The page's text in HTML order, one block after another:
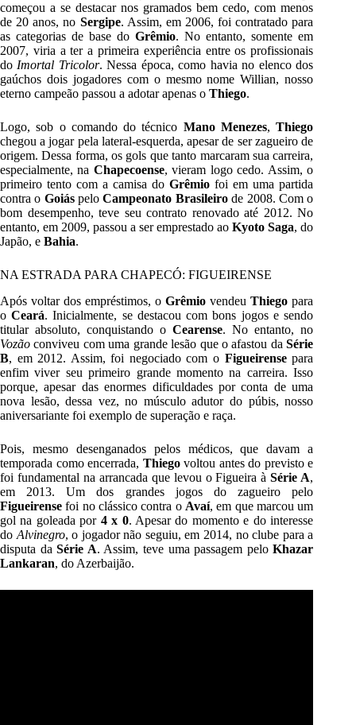
começou a se destacar nos gramados bem cedo, com menos
de 20 anos, no Sergipe. Assim, em 2006, foi contratado para
as categorias de base doGrêmio. No entanto, somente em
2007, viria a ter a primeira experiência entre os profissionais
do Imortal Tricolor. Nessa época, como havia no elenco dos
gaúchos dois jogadores com o mesmo nome Willian, nosso
eterno campeão passou a adotar apenas o Thiego.
Logo, sob o comando do técnico Mano Menezes,Thiego
chegou a jogar pela lateral-esquerda, apesar de ser zagueiro de
origem. Dessa forma, os gols que tanto marcaram sua carreira,
especialmente, na Chapecoense, vieram logo cedo. Assim, o
primeiro tento com a camisa doGrêmio foi em uma partida
contra o GoiáspeloCampeonato Brasileirode 2008. Com o
bom desempenho, teve seu contrato renovado até 2012. No
entanto, em 2009, passou a ser emprestado aoKyoto Saga, do
Japão, e Bahia.
NA ESTRADA PARA CHAPECÓ: FIGUEIRENSE
Após voltar dos empréstimos, oGrêmio vendeuThiego para
oCeará. Inicialmente, se destacou com bons jogos e sendo
titular absoluto, conquistando oCearense. No entanto, no
Vozão conviveu com uma grande lesão que o afastou daSérie
B, em 2012. Assim, foi negociado com o Figueirensepara
enfim viver seu primeiro grande momento na carreira. Isso
porque, apesar das enormes dificuldades por conta de uma
nova lesão, dessa vez, no músculo adutor do púbis, nosso
aniversariante foi exemplo de superação e raça.
Pois, mesmo desenganados pelos médicos, que davam a
temporada como encerrada, Thiegovoltou antes do previsto e
foi fundamental na arrancada que levou o Figueira àSérie A,
em 2013. Um dos grandes jogos do zagueiro pelo
Figueirense foi no clássico contra o Avaí, em que marcou um
gol na goleada por 4 x 0. Apesar do momento e do interesse
do Alvinegro, o jogador não seguiu, em 2014, no clube para a
disputa daSérie A. Assim, teve uma passagem peloKhazar
Lankaran, do Azerbaijão.